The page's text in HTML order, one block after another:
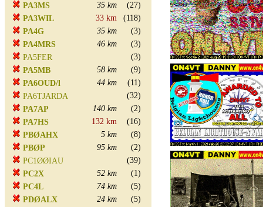
PA3MS
35 km
(27)
PA3WIL
33 km
(118)
PA4G
35 km
(3)
PA4MRS
46 km
(3)
PA5FER
(3)
PA5MB
58 km
(9)
PA6OUD/l
44 km
(11)
PA6TJARDA
(32)
PA7AP
140 km
(2)
PA7HS
132 km
(16)
PBØAHX
5 km
(8)
PBØP
95 km
(2)
PC1ØØIAU
(39)
PC2X
52 km
(1)
PC4L
74 km
(5)
PDØALX
24 km
(5)